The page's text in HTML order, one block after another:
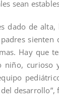
sean
dado de
Hay que
curioso
desarrollo”,